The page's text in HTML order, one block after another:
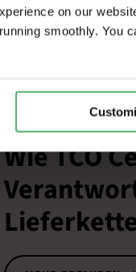
on our
smoothly.
klare Vorgaben
TCO Certified
Wie TCO